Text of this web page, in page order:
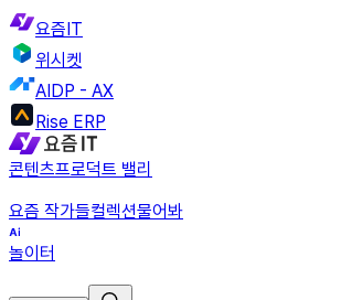
요즘IT
위시켓
AIDP - AX
Rise ERP
콘텐츠프로덕트 밸리
요즘 작가들컬렉션물어봐
놀이터